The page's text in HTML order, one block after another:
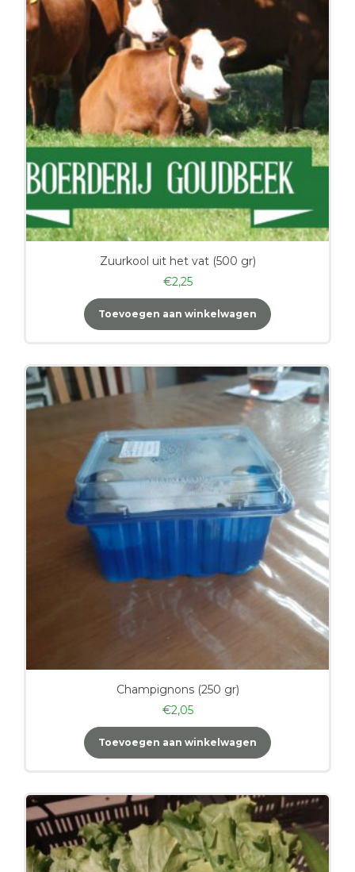
Zuurkool uit het vat (500 gr)
€2,25
Toevoegen aan winkelwagen
Champignons (250 gr)
€2,05
Toevoegen aan winkelwagen